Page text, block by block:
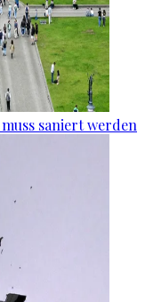
saniert werden